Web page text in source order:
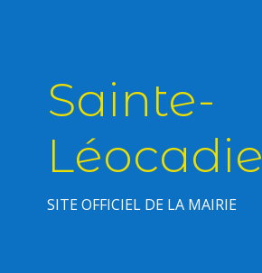
Sainte-
Léocadie
SITE OFFICIEL DE LA MAIRIE